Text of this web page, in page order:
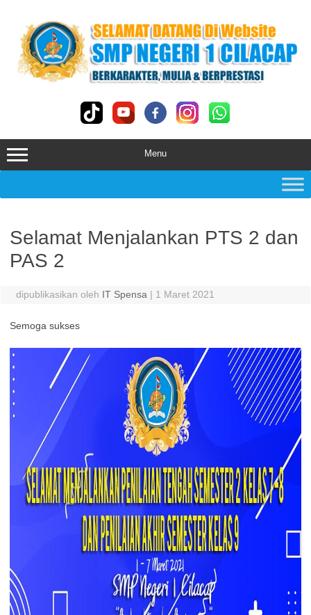
content
Menu
Selamat Menjalankan PTS 2 dan
PAS 2
dipublikasikan oleh IT Spensa | 1 Maret 2021
Semoga sukses